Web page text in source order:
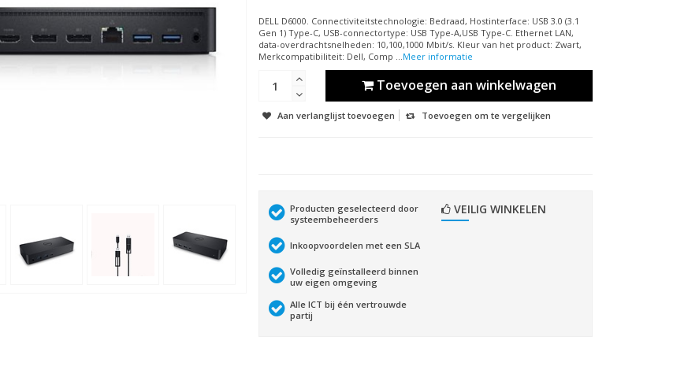
DELL D6000. Connectiviteitstechnologie: Bedraad, Hostinterface: USB 3.0 (3.1
Gen 1) Type-C, USB-connectortype: USB Type-A,USB Type-C. Ethernet LAN,
data-overdrachtsnelheden: 10,100,1000 Mbit/s. Kleur van het product: Zwart,
Merkcompatibiliteit: Dell, Comp ...Meer informatie
Toevoegen aan winkelwagen
Aan verlanglijst toevoegen Toevoegen om te vergelijken
Producten geselecteerd door
systeembeheerders
Inkoopvoordelen met een SLA
Volledig geïnstalleerd binnen
uw eigen omgeving
Alle ICT bij één vertrouwde
partij
VEILIG WINKELEN